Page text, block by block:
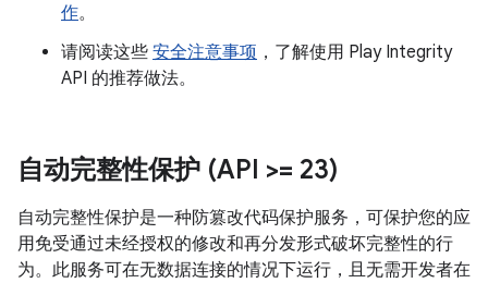
作。
请阅读这些 安全注意事项 ，了解使用 Play Integrity
API 的推荐做法。
自动完整性保护 (API >= 23)
自动完整性保护是一种防篡改代码保护服务，可保护您的应
用免受通过未经授权的修改和再分发形式破坏完整性的行
为。此服务可在无数据连接的情况下运行，且无需开发者在